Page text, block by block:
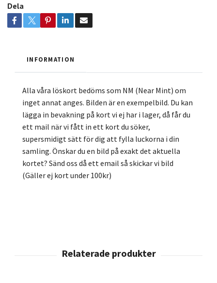
Dela
INFORMATION
Alla våra löskort bedöms som NM (Near Mint) om
inget annat anges. Bilden är en exempelbild. Du kan
lägga in bevakning på kort vi ej har i lager, då får du
ett mail när vi fått in ett kort du söker,
supersmidigt sätt för dig att fylla luckorna i din
samling. Önskar du en bild på exakt det aktuella
kortet? Sänd oss då ett email så skickar vi bild
(Gäller ej kort under 100kr)